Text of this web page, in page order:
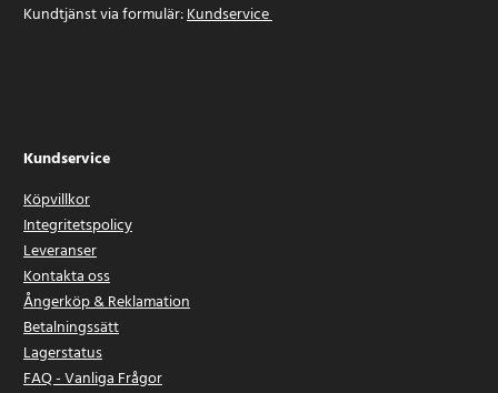
Kundtjänst via formulär:Kundservice
Kundservice
Köpvillkor
Integritetspolicy
Leveranser
Kontakta oss
Ångerköp & Reklamation
Betalningssätt
Lagerstatus
FAQ - Vanliga Frågor